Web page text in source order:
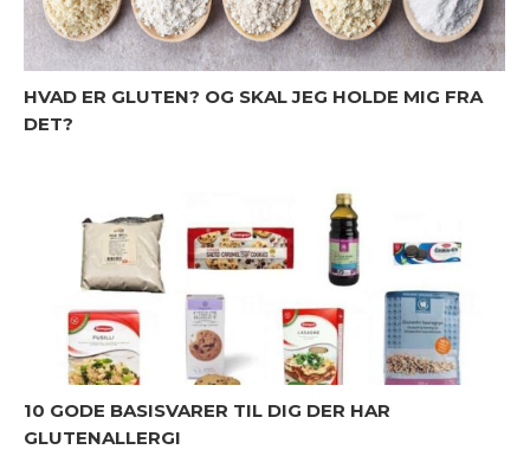
HVAD ER GLUTEN? OG SKAL JEG HOLDE MIG FRA
DET?
10 GODE BASISVARER TIL DIG DER HAR
GLUTENALLERGI